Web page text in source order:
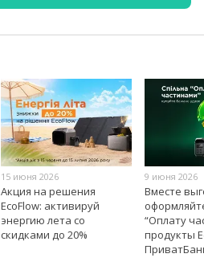
15 июня 2026
Акция на решения
EcoFlow: активируй
энергию лета со
скидками до 20%
9 июня 2026
Вместе
“Оплату
продукты